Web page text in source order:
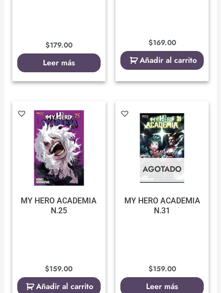
$179.00
Leer más
$169.00
Añadir al carrito
MY HERO ACADEMIA
N.25
$159.00
Añadir al carrito
AGOTADO
MY HERO ACADEMIA
N.31
$159.00
Leer más